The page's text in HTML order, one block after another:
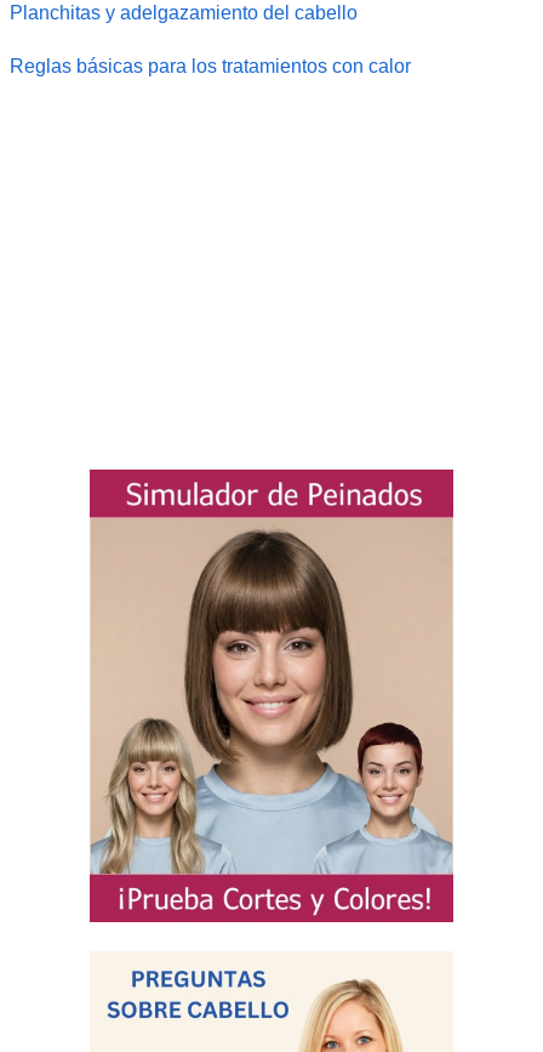
Planchitas y adelgazamiento del cabello
Reglas básicas para los tratamientos con calor